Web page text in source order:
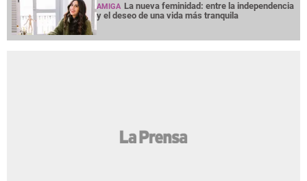
AMIGA La nueva feminidad: entre la independencia
y el deseo de una vida más tranquila